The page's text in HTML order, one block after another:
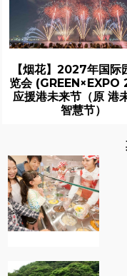
【烟花】2027年国际
览会 (GREEN×EXPO
应援港未来节（原 港
智慧节）